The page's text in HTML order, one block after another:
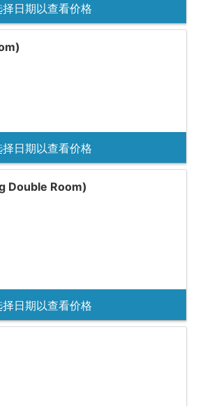
择日期以查看价格
择日期以查看价格
Double Room)
择日期以查看价格